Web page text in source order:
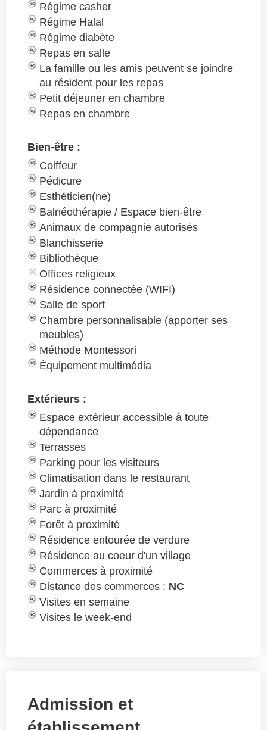
Régime casher
Régime Halal
Régime diabète
Repas en salle
La famille ou les amis peuvent se joindre
au résident pour les repas
Petit déjeuner en chambre
Repas en chambre
Bien-être :
Coiffeur
Pédicure
Esthéticien(ne)
Balnéothérapie / Espace bien-être
Animaux de compagnie autorisés
Blanchisserie
Bibliothèque
Offices religieux
Résidence connectée (WIFI)
Salle de sport
Chambre personnalisable (apporter ses
meubles)
Méthode Montessori
Équipement multimédia
Extérieurs :
Espace extérieur accessible à toute
dépendance
Terrasses
Parking pour les visiteurs
Climatisation dans le restaurant
Jardin à proximité
Parc à proximité
Forêt à proximité
Résidence entourée de verdure
Résidence au coeur d'un village
Commerces à proximité
Distance des commerces : NC
Visites en semaine
Visites le week-end
Admission et